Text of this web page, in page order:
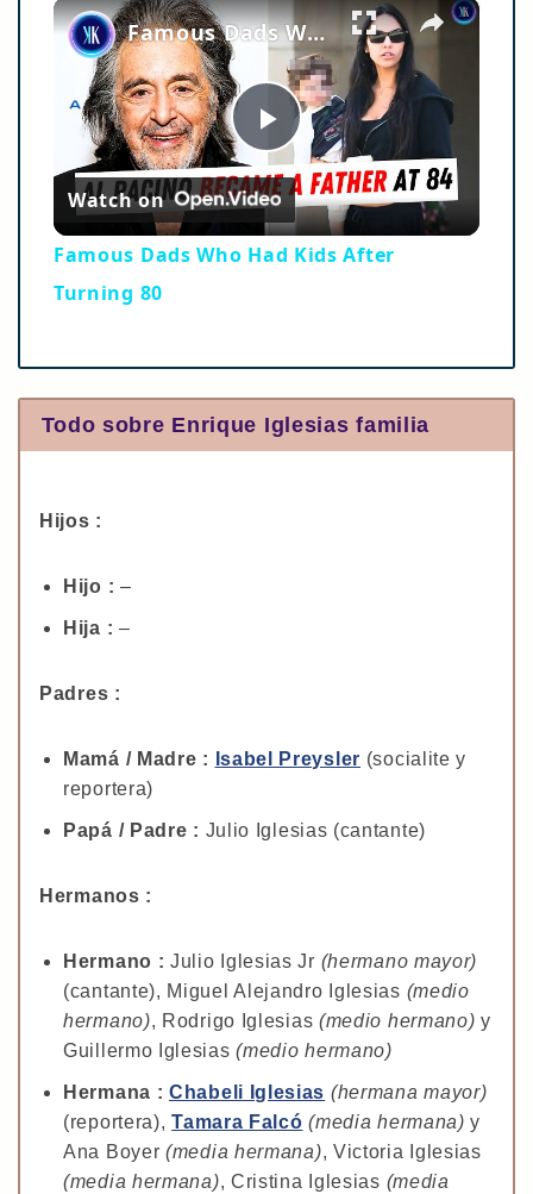
×
Play
Video
Famous Dads Who Had Kids After Turning 80
Watch on
Famous Dads Who Had Kids After
Turning 80
Todo sobre Enrique Iglesias familia
Hijos :
Hijo : –
Hija : –
Padres :
Mamá / Madre : Isabel Preysler (socialite y
reportera)
Papá / Padre : Julio Iglesias (cantante)
Hermanos :
Hermano : Julio Iglesias Jr (hermano mayor)
(cantante), Miguel Alejandro Iglesias (medio
hermano), Rodrigo Iglesias (medio hermano) y
Guillermo Iglesias(medio hermano)
Hermana : Chabeli Iglesias (hermana mayor)
(reportera),Tamara Falcó (media hermana) y
Ana Boyer (media hermana), Victoria Iglesias
(media hermana), Cristina Iglesias (media